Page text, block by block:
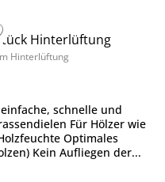
Hinterlüftung
Hinterlüftung
schnelle und
Für Hölzer wie
Optimales
Kein Aufliegen der...